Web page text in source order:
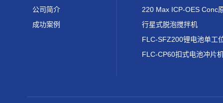
公司简介
成功案例
行星式脱泡搅拌机
FLC-CP60扣式电池冲片